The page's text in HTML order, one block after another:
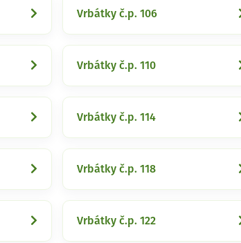
Vrbátky č.p. 106
Vrbátky č.p. 110
Vrbátky č.p. 114
Vrbátky č.p. 118
Vrbátky č.p. 122